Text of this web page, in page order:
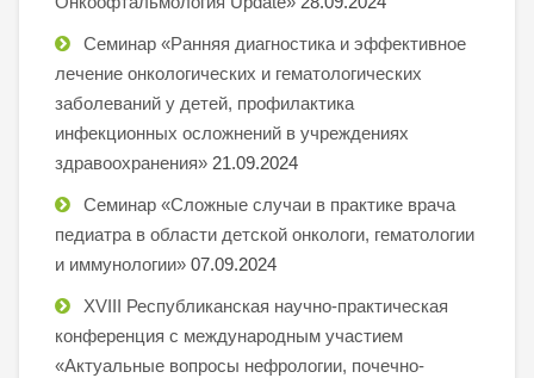
Семинар «Ранняя диагностика и эффективное
лечение онкологических и гематологических
заболеваний у детей, профилактика
инфекционных осложнений в учреждениях
здравоохранения» 21.09.2024
Семинар «Сложные случаи в практике врача
педиатра в области детской онкологи, гематологии
и иммунологии» 07.09.2024
XVIII Республиканская научно-практическая
конференция с международным участием
«Актуальные вопросы нефрологии, почечно-